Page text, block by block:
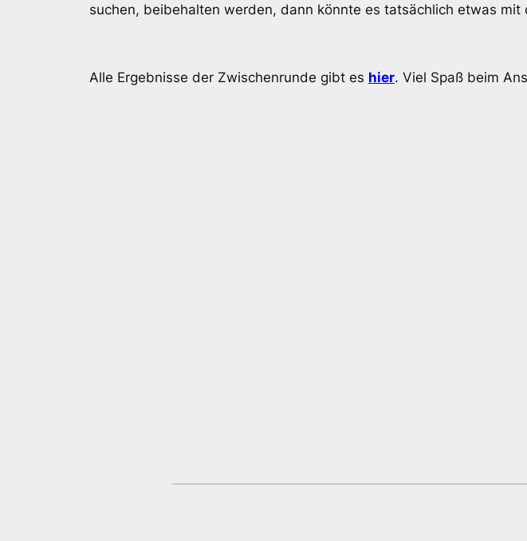
suchen, beibehalten werden, dann könnte es tatsächlich etwas
Alle Ergebnisse der Zwischenrunde gibt es hier. Viel Spaß beim